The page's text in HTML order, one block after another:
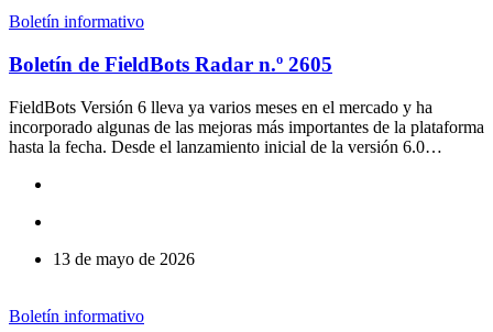
Boletín informativo
Boletín de FieldBots Radar n.º 2605
FieldBots Versión 6 lleva ya varios meses en el mercado y ha
incorporado algunas de las mejoras más importantes de la plataforma
hasta la fecha. Desde el lanzamiento inicial de la versión 6.0…
13 de mayo de 2026
Boletín informativo